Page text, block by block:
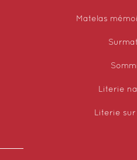
Matelas
Literie
Literie